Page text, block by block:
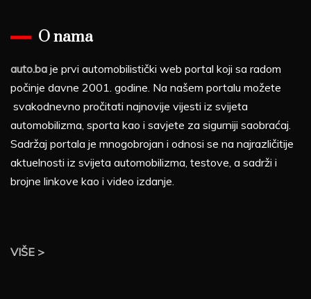
O nama
auto.ba je prvi automobilistički web portal koji sa radom
počinje davne 2001. godine. Na našem portalu možete
svakodnevno pročitati najnovije vijesti iz svijeta
automobilizma, sporta kao i savjete za sigurniji saobraćaj.
Sadržaj portala je mnogobrojan i odnosi se na najrazličitije
aktuelnosti iz svijeta automobilizma, testove, a sadrži i
brojne linkove kao i video izdanje.
VIŠE >